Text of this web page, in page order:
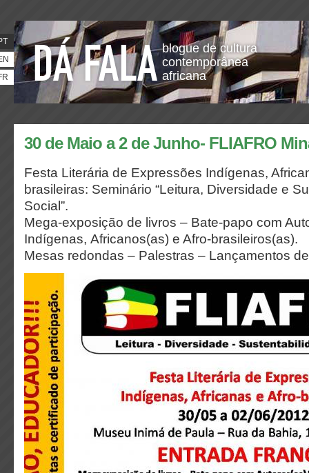
blogue de cultura
contemporânea
africana
30 de Maio a 2 de Junho- FLIAFRO
Festa Literária de Expressões Indígenas,
brasileiras: Seminário “Leitura, Diversidade e
Social”.
Mega-exposição de livros – Bate-papo com
Indígenas, Africanos(as) e Afro-brasileiros(as).
Mesas redondas – Palestras – Lançamentos